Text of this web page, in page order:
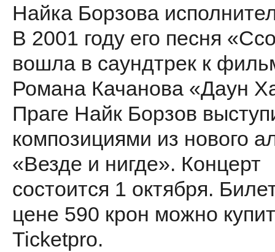
Найка Борзова
В 2001 году его песня
вошла в саундтрек к
Романа Качанова «Даун
Праге Найк Борзов
композициями из нового
«Везде и нигде». Концерт
состоится 1 октября.
цене 590 крон можно
Ticketpro.